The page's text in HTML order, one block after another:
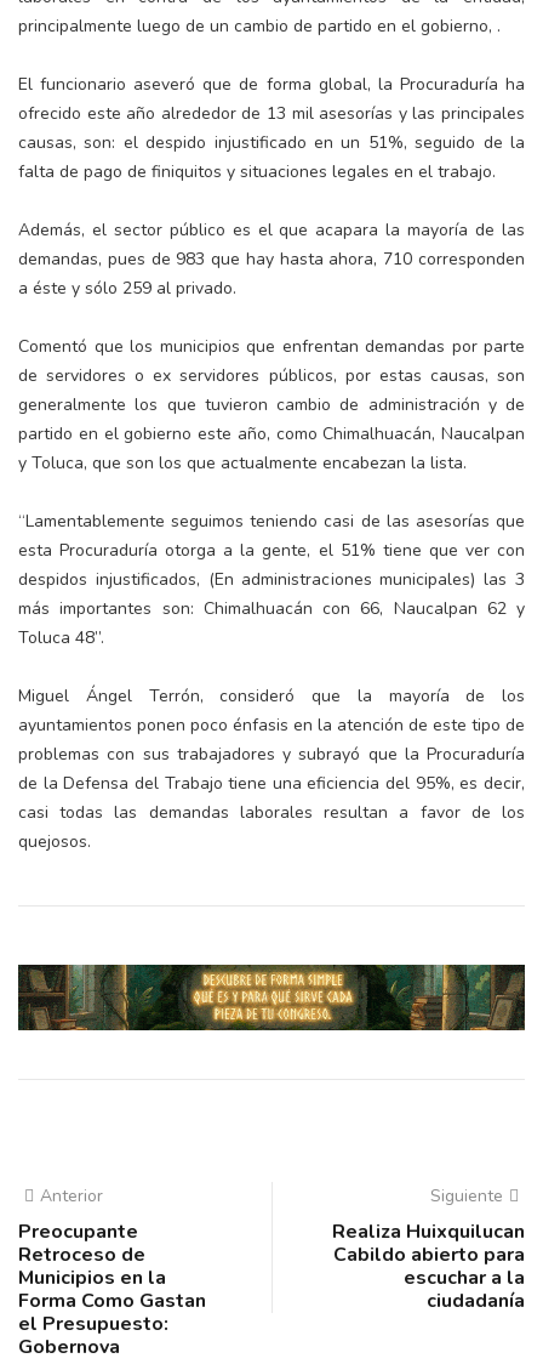
principalmente luego de un cambio de partido en el gobierno, .
El funcionario aseveró que de forma global, la Procuraduría ha
ofrecido este año alrededor de 13 mil asesorías y las principales
causas, son: el despido injustificado en un 51%, seguido de la
falta de pago de finiquitos y situaciones legales en el trabajo.
Además, el sector público es el que acapara la mayoría de las
demandas, pues de 983 que hay hasta ahora, 710 corresponden
a éste y sólo 259 al privado.
Comentó que los municipios que enfrentan demandas por parte
de servidores o ex servidores públicos, por estas causas, son
generalmente los que tuvieron cambio de administración y de
partido en el gobierno este año, como Chimalhuacán, Naucalpan
y Toluca, que son los que actualmente encabezan la lista.
“Lamentablemente seguimos teniendo casi de las asesorías que
esta Procuraduría otorga a la gente, el 51% tiene que ver con
despidos injustificados, (En administraciones municipales) las 3
más importantes son: Chimalhuacán con 66, Naucalpan 62 y
Toluca 48”.
Miguel Ángel Terrón, consideró que la mayoría de los
ayuntamientos ponen poco énfasis en la atención de este tipo de
problemas con sus trabajadores y subrayó que la Procuraduría
de la Defensa del Trabajo tiene una eficiencia del 95%, es decir,
casi todas las demandas laborales resultan a favor de los
quejosos.
Anterior
Preocupante
Retroceso de
Municipios en la
Forma Como Gastan
el Presupuesto:
Gobernova
Siguiente
Realiza Huixquilucan
Cabildo abierto para
escuchar a la
ciudadanía